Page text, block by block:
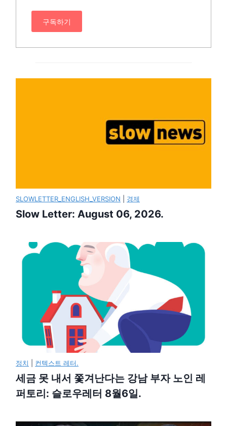
구독하기
SLOWLETTER_ENGLISH_VERSION 경제
Slow Letter: August 06, 2026.
정치 컨텍스트 레터.
세금 못 내서 쫓겨난다는 강남 부자 노인 레
퍼토리: 슬로우레터 8월6일.